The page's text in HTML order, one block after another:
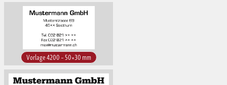
Vorlage 4200 – 50×30 mm